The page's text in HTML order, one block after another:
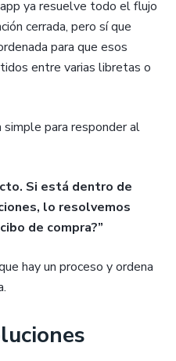
ya resuelve todo el flujo
cerrada, pero sí que
para que esos
entre varias libretas o
simple para responder al
Si está dentro de
lo resolvemos
de compra?”
hay un proceso y ordena